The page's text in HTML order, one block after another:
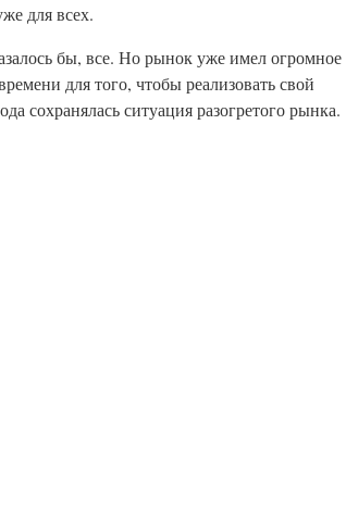
для всех.
бы, все. Но рынок уже имел огромное
для того, чтобы реализовать свой
сохранялась ситуация разогретого рынка.